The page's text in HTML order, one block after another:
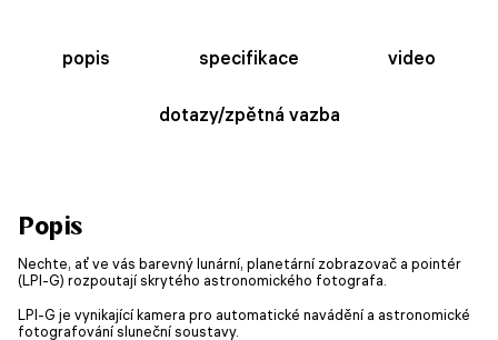
popis specifikace video
dotazy/zpětná vazba
Popis
Nechte, ať ve vás barevný lunární, planetární zobrazovač a pointér
(LPI-G) rozpoutají skrytého astronomického fotografa.
LPI-G je vynikající kamera pro automatické navádění a astronomické
fotografování sluneční soustavy.